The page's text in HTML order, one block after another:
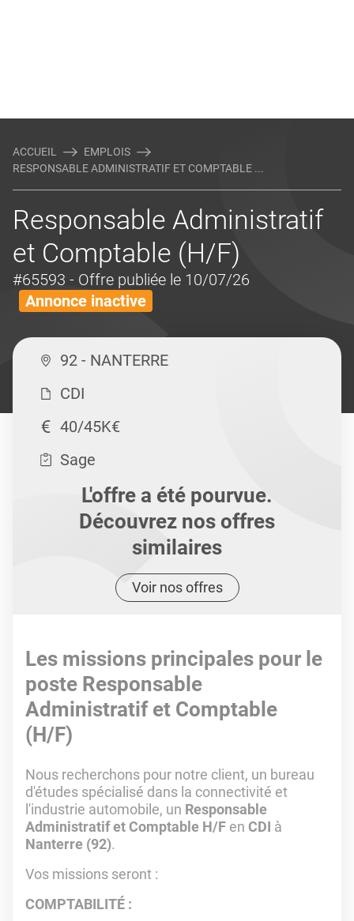
ACCUEIL
EMPLOIS
RESPONSABLE ADMINISTRATIF ET COMPTABLE ...
Responsable Administratif
et Comptable (H/F)
#65593 - Offre publiée le 10/07/26
Annonce inactive
92 - NANTERRE
CDI
40/45K€
Sage
L'offre a été pourvue.
Découvrez nos offres
similaires
Voir nos offres
Les missions principales pour le
poste Responsable
Administratif et Comptable
(H/F)
Nous recherchons pour notre client, un bureau
d'études spécialisé dans la connectivité et
l'industrie automobile, un Responsable
Administratif et Comptable H/F en CDI à
Nanterre (92).
Vos missions seront :
COMPTABILITÉ :